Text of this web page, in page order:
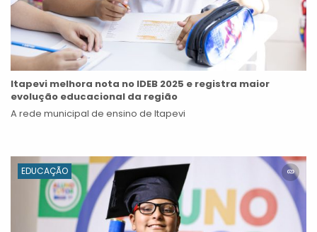
Itapevi melhora nota no IDEB 2025 e registra maior
evolução educacional da região
A rede municipal de ensino de Itapevi
EDUCAÇÃO